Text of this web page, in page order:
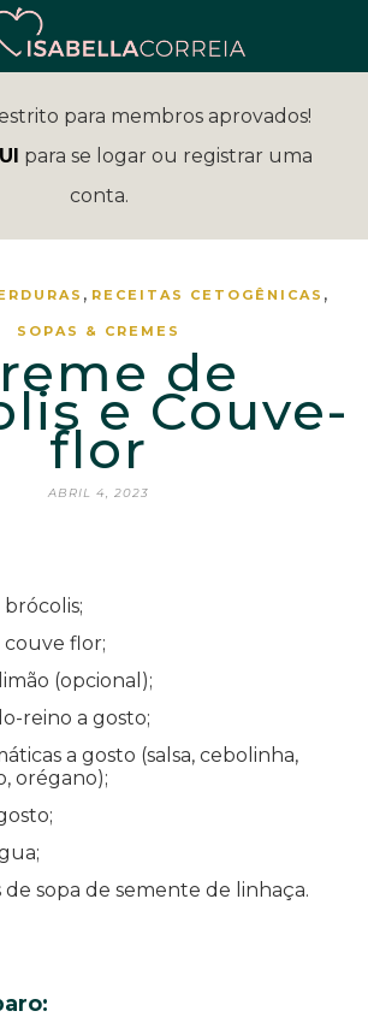
para membros aprovados!
para se logar ou registrar uma
conta.
, RECEITAS CETOGÊNICAS ,
SOPAS & CREMES
de
e Couve-
flor
ABRIL 4, 2023
brócolis;
couve flor;
(opcional);
reino a gosto;
a gosto (salsa, cebolinha,
orégano);
sopa de semente de linhaça.